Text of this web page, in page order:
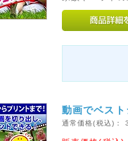
動画でベス
通常価格(税込)：